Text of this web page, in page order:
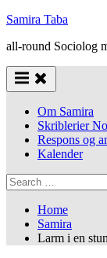
Skip
content
Samira Taba
all-round Sociolog
Om Samira
Skriblerier
Respons og
Kalender
Search
for:
Home
Samira
Larm i en